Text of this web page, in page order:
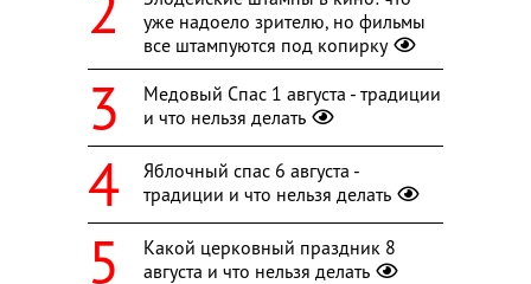
уже надоело зрителю, но фильмы
все штампуются под копирку
Медовый Спас 1 августа - традиции
и что нельзя делать
Яблочный спас 6 августа -
традиции и что нельзя делать
Какой церковный праздник 8
августа и что нельзя делать